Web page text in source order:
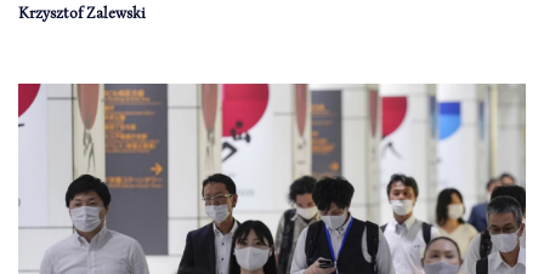
Krzysztof Zalewski